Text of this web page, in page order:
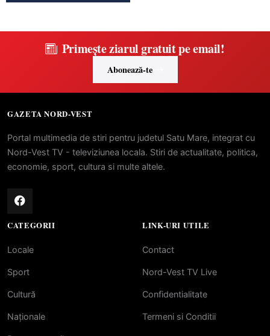
Primește ziarul gratuit pe email!
Abonează-te
GAZETA NORD-VEST
Portal multimedia de stiri pentru judetul Satu Mare, integrat cu
Nord-Vest TV - televiziunea locala. Stiri de actualitate, politica,
economie, sport, cultura si multe altele.
CATEGORII
Locale
Sport
Cultură
Naționale
LINK-URI UTILE
Contact
Nord-Vest TV Live
Confidentialitate
Termeni si Conditii